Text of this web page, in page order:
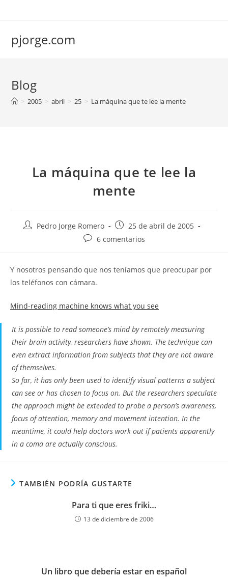
pjorge.com
Blog
> 2005 > abril > 25 > La máquina que te lee la mente
La máquina que te lee la
mente
AutorPedro Jorge Romero
Publicación
de
25 de abril de 2005
Comentarios
entrada:
6 comentarios
Y nosotros pensando que nos teníamos que preocupar por
los teléfonos con cámara.
Mind-reading machine knows what you see
It is possible to read someone’s mind by remotely measuring
their brain activity, researchers have shown. The technique can
even extract information from subjects that they are not aware
of themselves.
So far, it has only been used to identify visual patterns a subject
can see or has chosen to focus on. But the researchers speculate
the approach might be extended to probe a person’s awareness,
focus of attention, memory and movement intention. In the
meantime, it could help doctors work out if patients apparently
in a coma are actually conscious.
TAMBIÉN PODRÍA GUSTARTE
Para ti que eres friki…
13 de diciembre de 2006
Un libro que debería estar en español